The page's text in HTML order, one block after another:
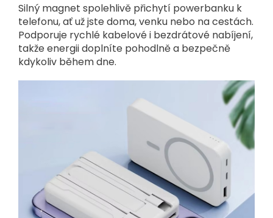
Silný magnet spolehlivě přichytí powerbanku k
telefonu, ať už jste doma, venku nebo na cestách.
Podporuje rychlé kabelové i bezdrátové nabíjení,
takže energii doplníte pohodlně a bezpečně
kdykoliv během dne.